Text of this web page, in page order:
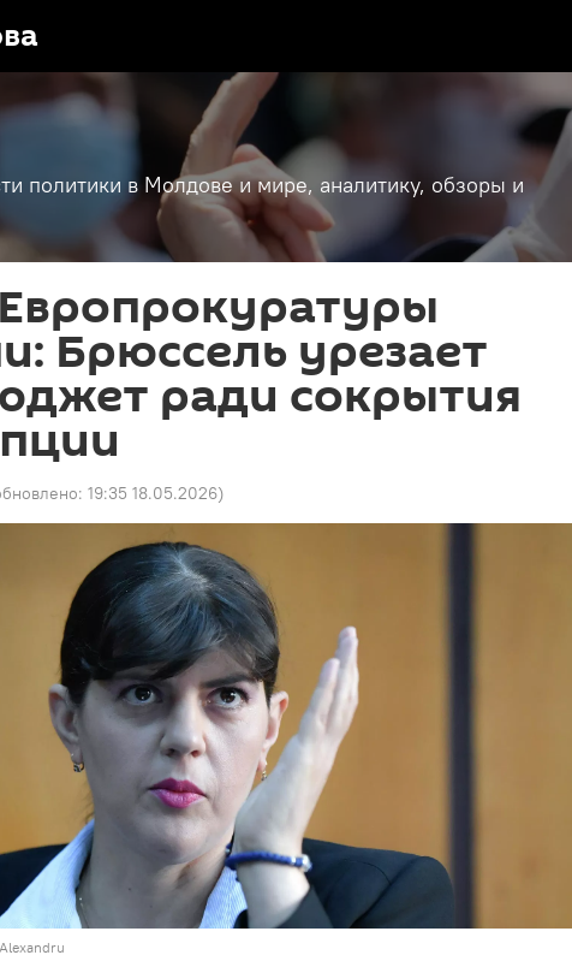
политики в Молдове и мире, аналитику, обзоры и
Брюссель урезает
ради сокрытия
19:35 18.05.2026)